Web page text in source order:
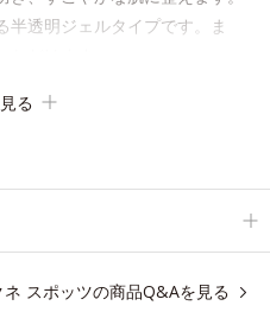
半透明ジェルタイプです。ま
合＝ニキビ・肌荒れ防止薬用成
遊離脂肪酸を選択吸着する粉
ある保湿成分●霊芝(レイシ)エ
保湿成分●スポッツフィットベー
る
スポッツの商品Q&Aを見る